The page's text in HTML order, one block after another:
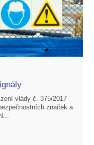
vlády č. 375/2017
značek a